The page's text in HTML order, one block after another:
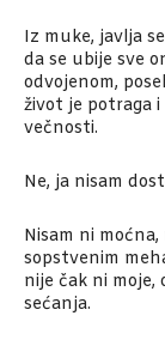
Iz muke, javlja
da se ubije sve
odvojenom,
život je potraga
večnosti.
Ne, ja nisam
Nisam ni
sopstvenim
nije čak ni moje,
sećanja.